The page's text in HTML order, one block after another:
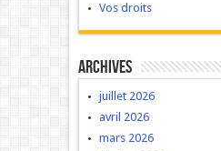
Vos droits
Archives
juillet 2026
avril 2026
mars 2026